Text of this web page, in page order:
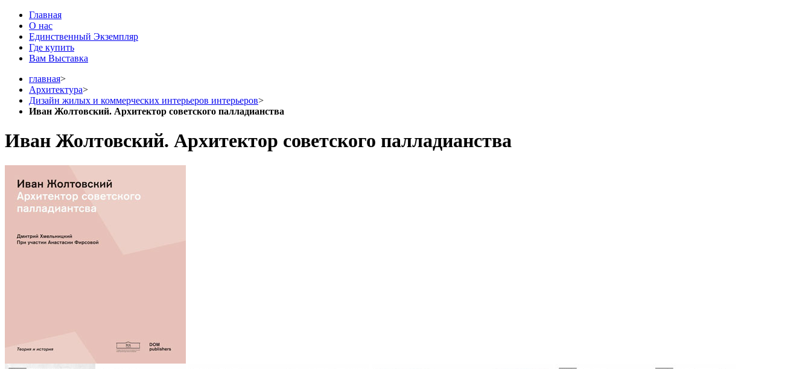
Главная
О нас
Единственный Экземпляр
Где купить
Вам Выставка
главная>
Архитектура>
Дизайн жилых и коммерческих интерьеров интерьеров>
Иван Жолтовский. Архитектор советского палладианства
Иван Жолтовский. Архитектор советского палладианства